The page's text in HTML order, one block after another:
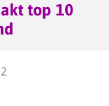
top 10